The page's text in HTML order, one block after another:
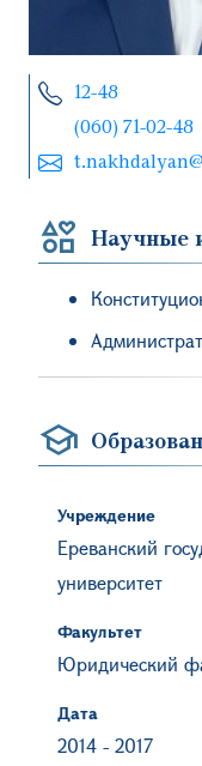
12-48
(060) 71-02-48
Научные
Учреждение
Ереванский
университет
Факультет
Юридический
Дата
2014 - 2017